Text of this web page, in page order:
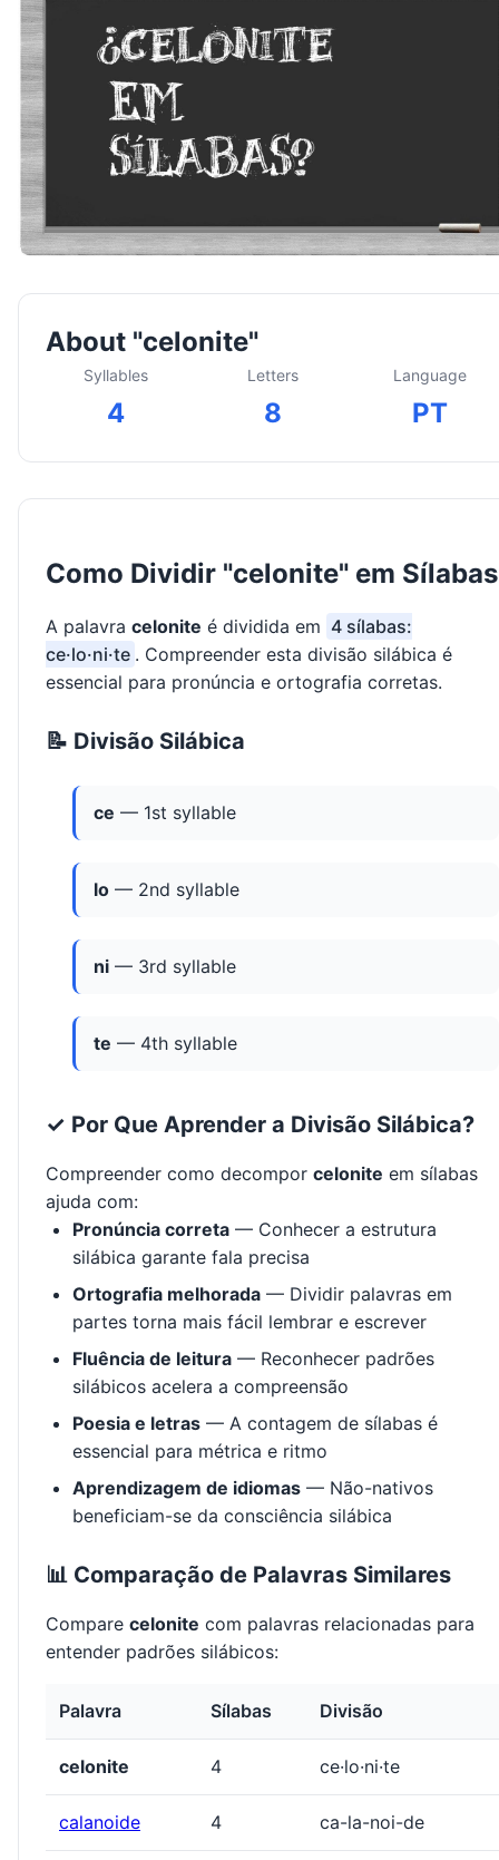
About "celonite"
Syllables
4
Letters
8
Language
PT
Como Dividir "celonite" em Sílabas
A palavra celonite é dividida em 4 sílabas:
ce·lo·ni·te . Compreender esta divisão silábica é
essencial para pronúncia e ortografia corretas.
📝 Divisão Silábica
ce — 1st syllable
lo — 2nd syllable
ni — 3rd syllable
te — 4th syllable
✓ Por Que Aprender a Divisão Silábica?
Compreender como decompor celonite em sílabas
ajuda com:
Pronúncia correta — Conhecer a estrutura
silábica garante fala precisa
Ortografia melhorada — Dividir palavras em
partes torna mais fácil lembrar e escrever
Fluência de leitura — Reconhecer padrões
silábicos acelera a compreensão
Poesia e letras — A contagem de sílabas é
essencial para métrica e ritmo
Aprendizagem de idiomas — Não-nativos
beneficiam-se da consciência silábica
📊 Comparação de Palavras Similares
Compare celonite com palavras relacionadas para
entender padrões silábicos:
Palavra Sílabas Divisão
celonite 4 ce·lo·ni·te
calanoide 4 ca-la-noi-de